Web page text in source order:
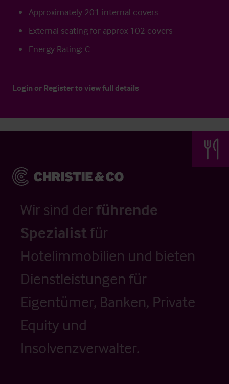
Approximately 201 internal covers
External seating for approx 102 covers
Energy Rating: C
Login or Registerto view full details
Wir sind der führende
Spezialistfür
Hotelimmobilien und bieten
Dienstleistungen für
Eigentümer, Banken, Private
Equity und
Insolvenzverwalter.